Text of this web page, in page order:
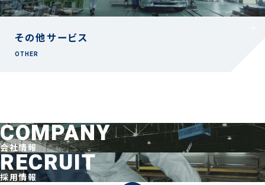
その他サービス
OTHER
会社情報
COMPANY
採用情報
RECRUIT